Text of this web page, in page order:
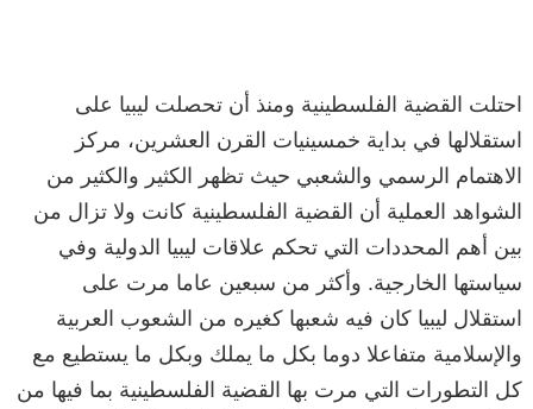
احتلت القضية الفلسطينية ومنذ أن تحصلت ليبيا على
استقلالها في بداية خمسينيات القرن العشرين، مركز
الاهتمام الرسمي والشعبي حيث تظهر الكثير والكثير من
الشواهد العملية أن القضية الفلسطينية كانت ولا تزال من
بين أهم المحددات التي تحكم علاقات ليبيا الدولية وفي
سياستها الخارجية. وأكثر من سبعين عاما مرت على
استقلال ليبيا كان فيه شعبها كغيره من الشعوب العربية
والإسلامية متفاعلا دوما بكل ما يملك وبكل ما يستطيع مع
كل التطورات التي مرت بها القضية الفلسطينية بما فيها من